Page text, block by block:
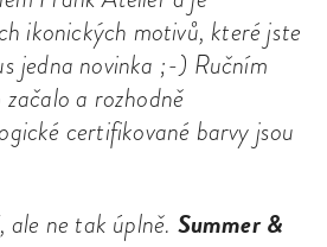
ikonických motivů, které jste
jedna novinka ;-) Ručním
a rozhodně
certifikované barvy jsou
ale ne tak úplně. Summer &